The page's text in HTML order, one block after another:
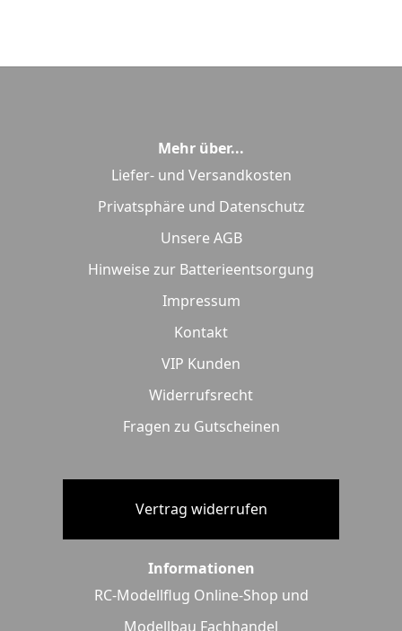
Mehr über...
Liefer- und Versandkosten
Privatsphäre und Datenschutz
Unsere AGB
Hinweise zur Batterieentsorgung
Impressum
Kontakt
VIP Kunden
Widerrufsrecht
Fragen zu Gutscheinen
Vertrag widerrufen
Informationen
RC-Modellflug Online-Shop und
Modellbau Fachhandel